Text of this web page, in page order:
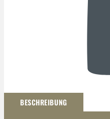
BESCHREIBUNG